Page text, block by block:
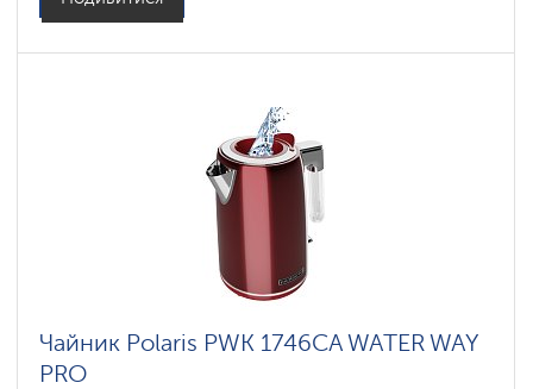
Чайник Polaris PWK 1746CA WATER WAY
PRO